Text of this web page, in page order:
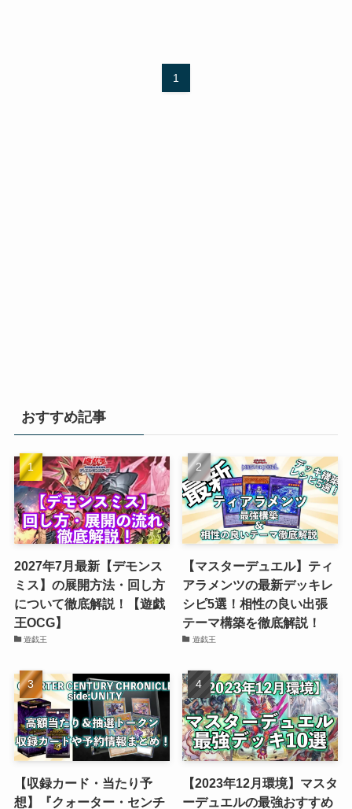
1
おすすめ記事
2027年7月最新【デモンス
ミス】の展開方法・回し方
について徹底解説！【遊戯
王OCG】
遊戯王
【マスターデュエル】ティ
アラメンツの最新デッキレ
シピ5選！相性の良い出張
テーマ構築を徹底解説！
遊戯王
【収録カード・当たり予
想】『クォーター・センチ
【2023年12月環境】マスタ
ーデュエルの最強おすすめ